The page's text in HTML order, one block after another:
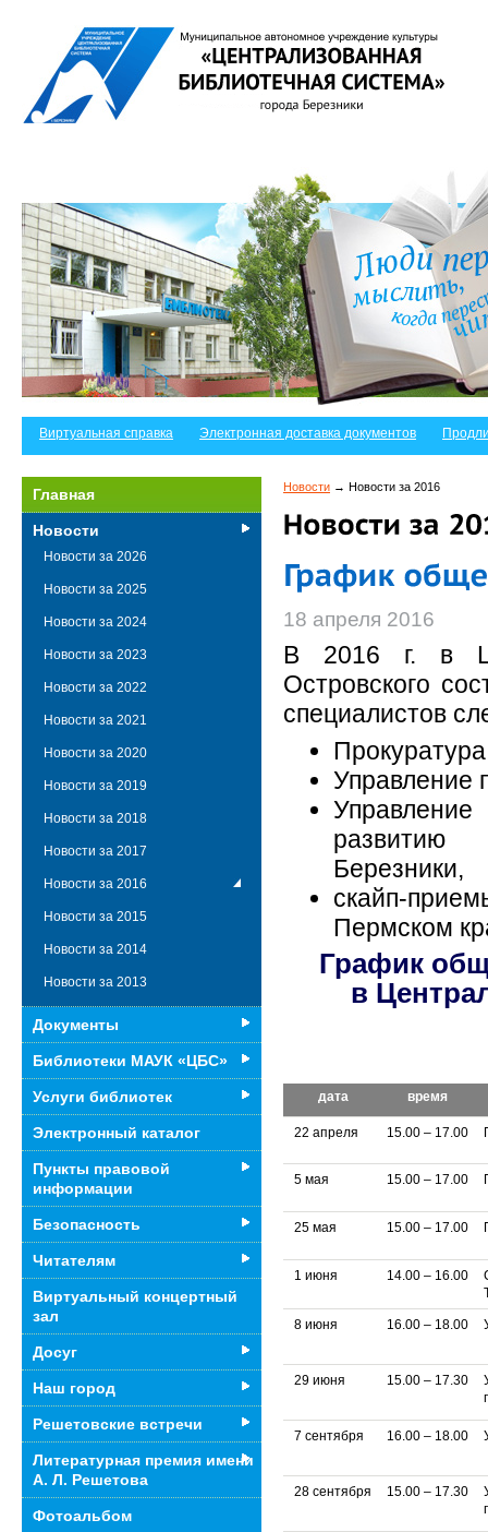
Виртуальная справка Электронная доставка документов
Новости → Новости за 2016
18 апреля 2016
В 2016 г. в
Островского
специалистов
Управление
развитию
Березники,
скайп-
Пермском
График
в
дата время
22 апреля 15.00 – 17.00
5 мая 15.00 – 17.00
25 мая 15.00 – 17.00
1 июня 14.00 – 16.00
8 июня 16.00 – 18.00
29 июня 15.00 – 17.30
7 сентября 16.00 – 18.00
28 сентября 15.00 – 17.30
Главная
Новости
Новости за 2026
Новости за 2025
Новости за 2024
Новости за 2023
Новости за 2022
Новости за 2021
Новости за 2020
Новости за 2019
Новости за 2018
Новости за 2017
Новости за 2016
Новости за 2015
Новости за 2014
Новости за 2013
Документы
Библиотеки МАУК «ЦБС»
Услуги библиотек
Электронный каталог
Пункты правовой
информации
Безопасность
Читателям
Виртуальный концертный
зал
Досуг
Наш город
Решетовские встречи
Литературная премия имени
А. Л. Решетова
Фотоальбом